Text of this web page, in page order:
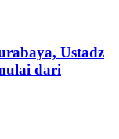
Ustadz
dari